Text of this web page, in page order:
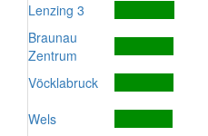
Lenzing 3
Braunau
Zentrum
Vöcklabruck
Wels